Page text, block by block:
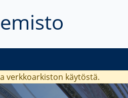
verkkoarkiston käytöstä.